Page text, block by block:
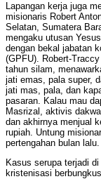
Lapangan kerja juga
misionaris Robert
Selatan, Sumatera
mengaku utusan
dengan bekal jabatan
(GPFU). Robert-
tahun silam,
jati emas, pala super,
jati mas, pala, dan
pasaran. Kalau mau
Masrizal, aktivis
dan akhirnya menjual
rupiah. Untung
pertengahan bulan lalu.
Kasus serupa terjadi
kristenisasi